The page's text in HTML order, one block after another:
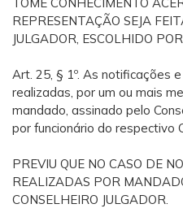
REPRESENTAÇÃO SEJA
JULGADOR, ESCOLHIDO
Art. 25, § 1º. As notificações
realizadas, por um ou mais
mandado, assinado pelo
por funcionário do respectivo
PREVIU QUE NO CASO DE
REALIZADAS POR
CONSELHEIRO JULGADOR.